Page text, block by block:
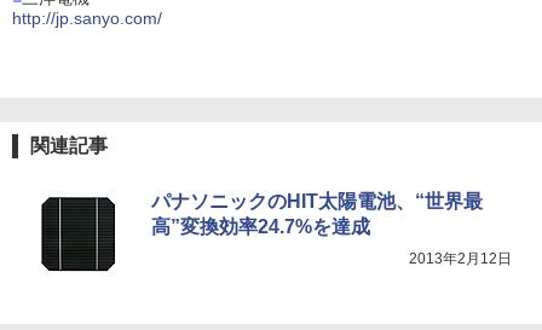
http://jp.sanyo.com/
関連記事
パナソニックのHIT太陽電池、“世界最
高”変換効率24.7%を達成
2013年2月12日